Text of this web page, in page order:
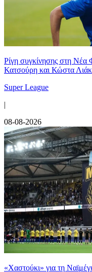
Ρίγη συγκίνησης στη Νέα
Κατσούρη και Κώστα
Super League
|
08-08-2026
«Χαστούκι» για τη